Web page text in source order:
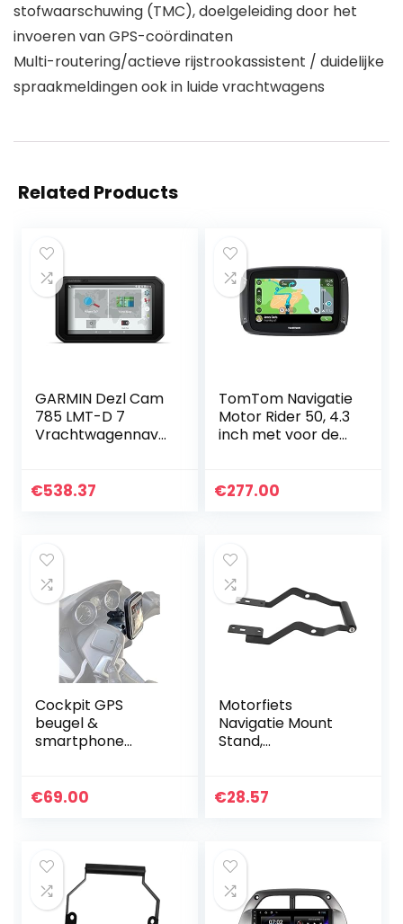
stofwaarschuwing (TMC), doelgeleiding door het
invoeren van GPS-coördinaten
Multi-routering/actieve rijstrookassistent / duidelijke
spraakmeldingen ook in luide vrachtwagens
Related Products
GARMIN Dezl Cam
785 LMT-D 7
Vrachtwagennave
Cam, Zwart
€538.37
TomTom Navigatie
Motor Rider 50, 4.3
inch met voor de
routes, updates via
€277.00
Cockpit GPS
beugel &
smartphone
’11-’17 / MP3 500
€69.00
Motorfiets
Navigatie Mount
Stand,
Iron Motorcycle
€28.57